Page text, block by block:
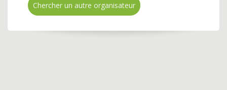
Chercher un autre organisateur